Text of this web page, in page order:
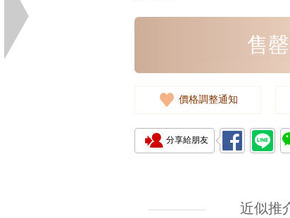
售罄
價格調整通知
分享給朋友
近似推
短身折疊款
2,380.00